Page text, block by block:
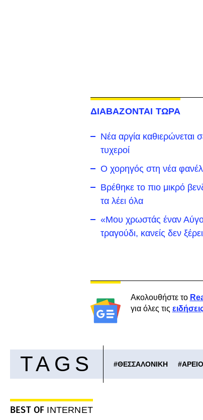
ΔΙΑΒΑΖΟΝΤΑΙ ΤΩΡΑ
Νέα αργία καθιερώνεται
τυχεροί
Ο χορηγός στη νέα
Βρέθηκε το πιο μικρό
τα λέει όλα
«Μου χρωστάς έναν
τραγούδι, κανείς δεν
Ακολουθήστε το
για όλες τις
TAGS #ΘΕΣΣΑΛΟΝΙΚΗ #
BEST OF INTERNET